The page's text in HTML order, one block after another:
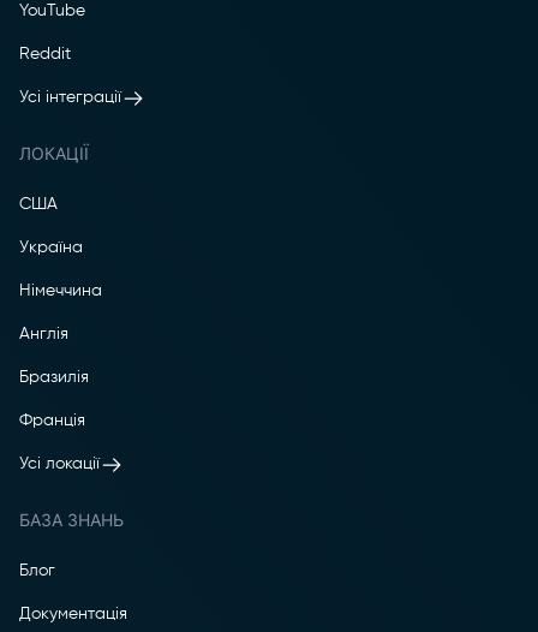
YouTube
Reddit
Усі інтеграції
ЛОКАЦІЇ
США
Україна
Німеччина
Англія
Бразилія
Франція
Усі локації
БАЗА ЗНАНЬ
Блог
Документація